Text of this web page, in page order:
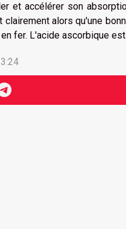
et accélérer son
clairement alors qu'une
fer. L'acide ascorbique